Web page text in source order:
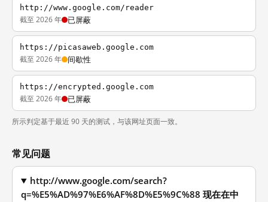
http://www.google.com/reader
截至 2026 年 已屏蔽
https://picasaweb.google.com
截至 2026 年 间歇性
https://encrypted.google.com
截至 2026 年 已屏蔽
所示判定基于最近 90 天的测试，与该网址页面一致。
常见问题
http://www.google.com/search?
q=%E5%AD%97%E6%AF%8D%E5%9C%88 现在在中